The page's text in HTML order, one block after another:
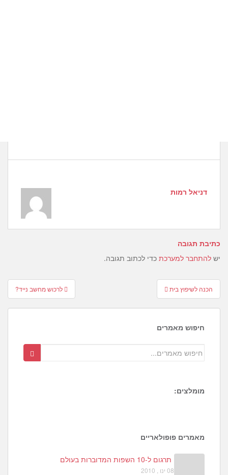
דניאל רמות
כתיבת תגובה
יש להתחבר למערכת כדי לכתוב תגובה.
Post
navigation
לרכוש מחשב נייד? הכנה לשיפוץ בית
חיפוש מאמרים
מומלצים:
4
מאמרים פופולאריים
תרגום ל-10 השפות המדוברות בעולם
08 ינו , 2010